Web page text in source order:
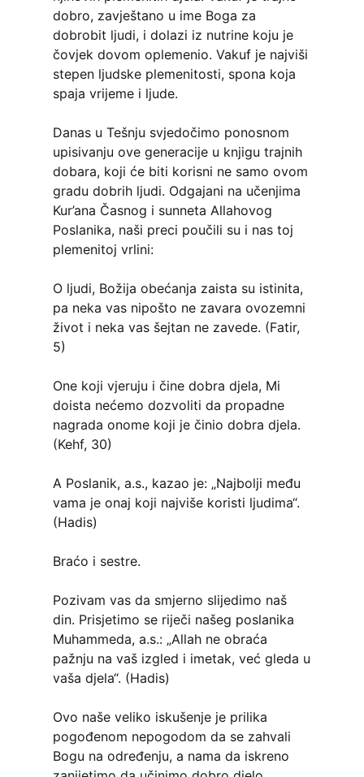
dobro, zavještano u ime Boga za
dobrobit ljudi, i dolazi iz nutrine koju je
čovjek dovom oplemenio. Vakuf je najviši
stepen ljudske plemenitosti, spona koja
spaja vrijeme i ljude.
Danas u Tešnju svjedočimo ponosnom
upisivanju ove generacije u knjigu trajnih
dobara, koji će biti korisni ne samo ovom
gradu dobrih ljudi. Odgajani na učenjima
Kur’ana Časnog i sunneta Allahovog
Poslanika, naši preci poučili su i nas toj
plemenitoj vrlini:
O ljudi, Božija obećanja zaista su istinita,
pa neka vas nipošto ne zavara ovozemni
život i neka vas šejtan ne zavede. (Fatir,
5)
One koji vjeruju i čine dobra djela, Mi
doista nećemo dozvoliti da propadne
nagrada onome koji je činio dobra djela.
(Kehf, 30)
A Poslanik, a.s., kazao je: „Najbolji među
vama je onaj koji najviše koristi ljudima“.
(Hadis)
Braćo i sestre.
Pozivam vas da smjerno slijedimo naš
din. Prisjetimo se riječi našeg poslanika
Muhammeda, a.s.: „Allah ne obraća
pažnju na vaš izgled i imetak, već gleda u
vaša djela“. (Hadis)
Ovo naše veliko iskušenje je prilika
pogođenom nepogodom da se zahvali
Bogu na određenju, a nama da iskreno